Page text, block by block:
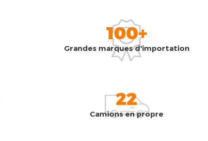
100+
Grandes marques d'importation
22
Camions en propre